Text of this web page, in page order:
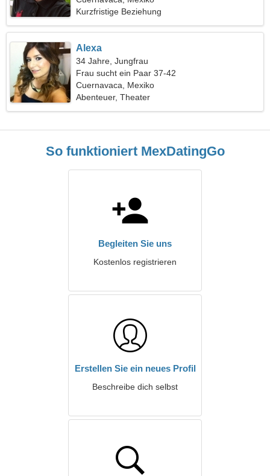
Kurzfristige Beziehung
Alexa
34 Jahre, Jungfrau
Frau sucht ein Paar 37-42
Cuernavaca, Mexiko
Abenteuer, Theater
So funktioniert MexDatingGo
Begleiten Sie uns
Kostenlos registrieren
Erstellen Sie ein neues Profil
Beschreibe dich selbst